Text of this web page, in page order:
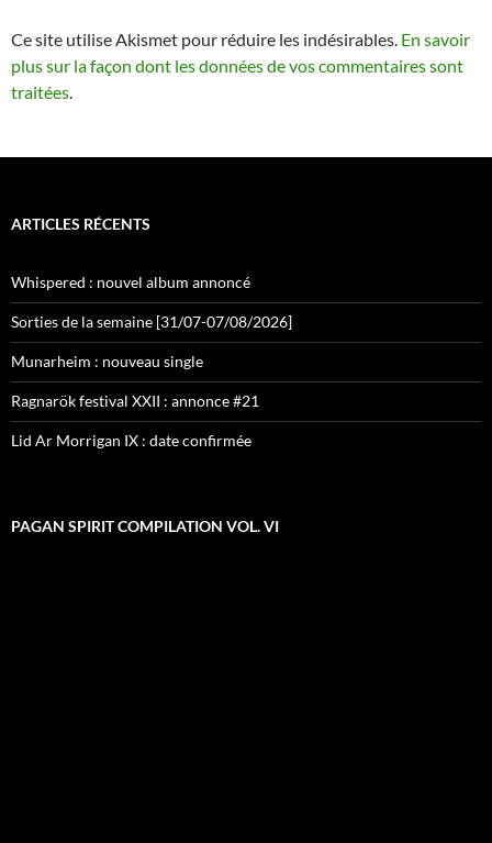
Ce site utilise Akismet pour réduire les indésirables. En savoir
plus sur la façon dont les données de vos commentaires sont
traitées.
ARTICLES RÉCENTS
Whispered : nouvel album annoncé
Sorties de la semaine [31/07-07/08/2026]
Munarheim : nouveau single
Ragnarök festival XXII : annonce #21
Lid Ar Morrigan IX : date confirmée
PAGAN SPIRIT COMPILATION VOL. VI